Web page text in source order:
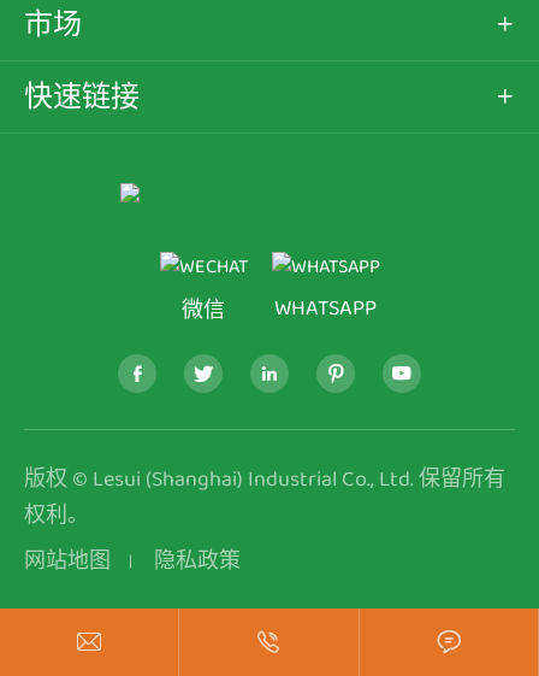
市场 
快速链接 
微信 WHATSAPP
    
版权 © Lesui (Shanghai) Industrial Co., Ltd.保留所有
权利。
网站地图
隐私政策
  